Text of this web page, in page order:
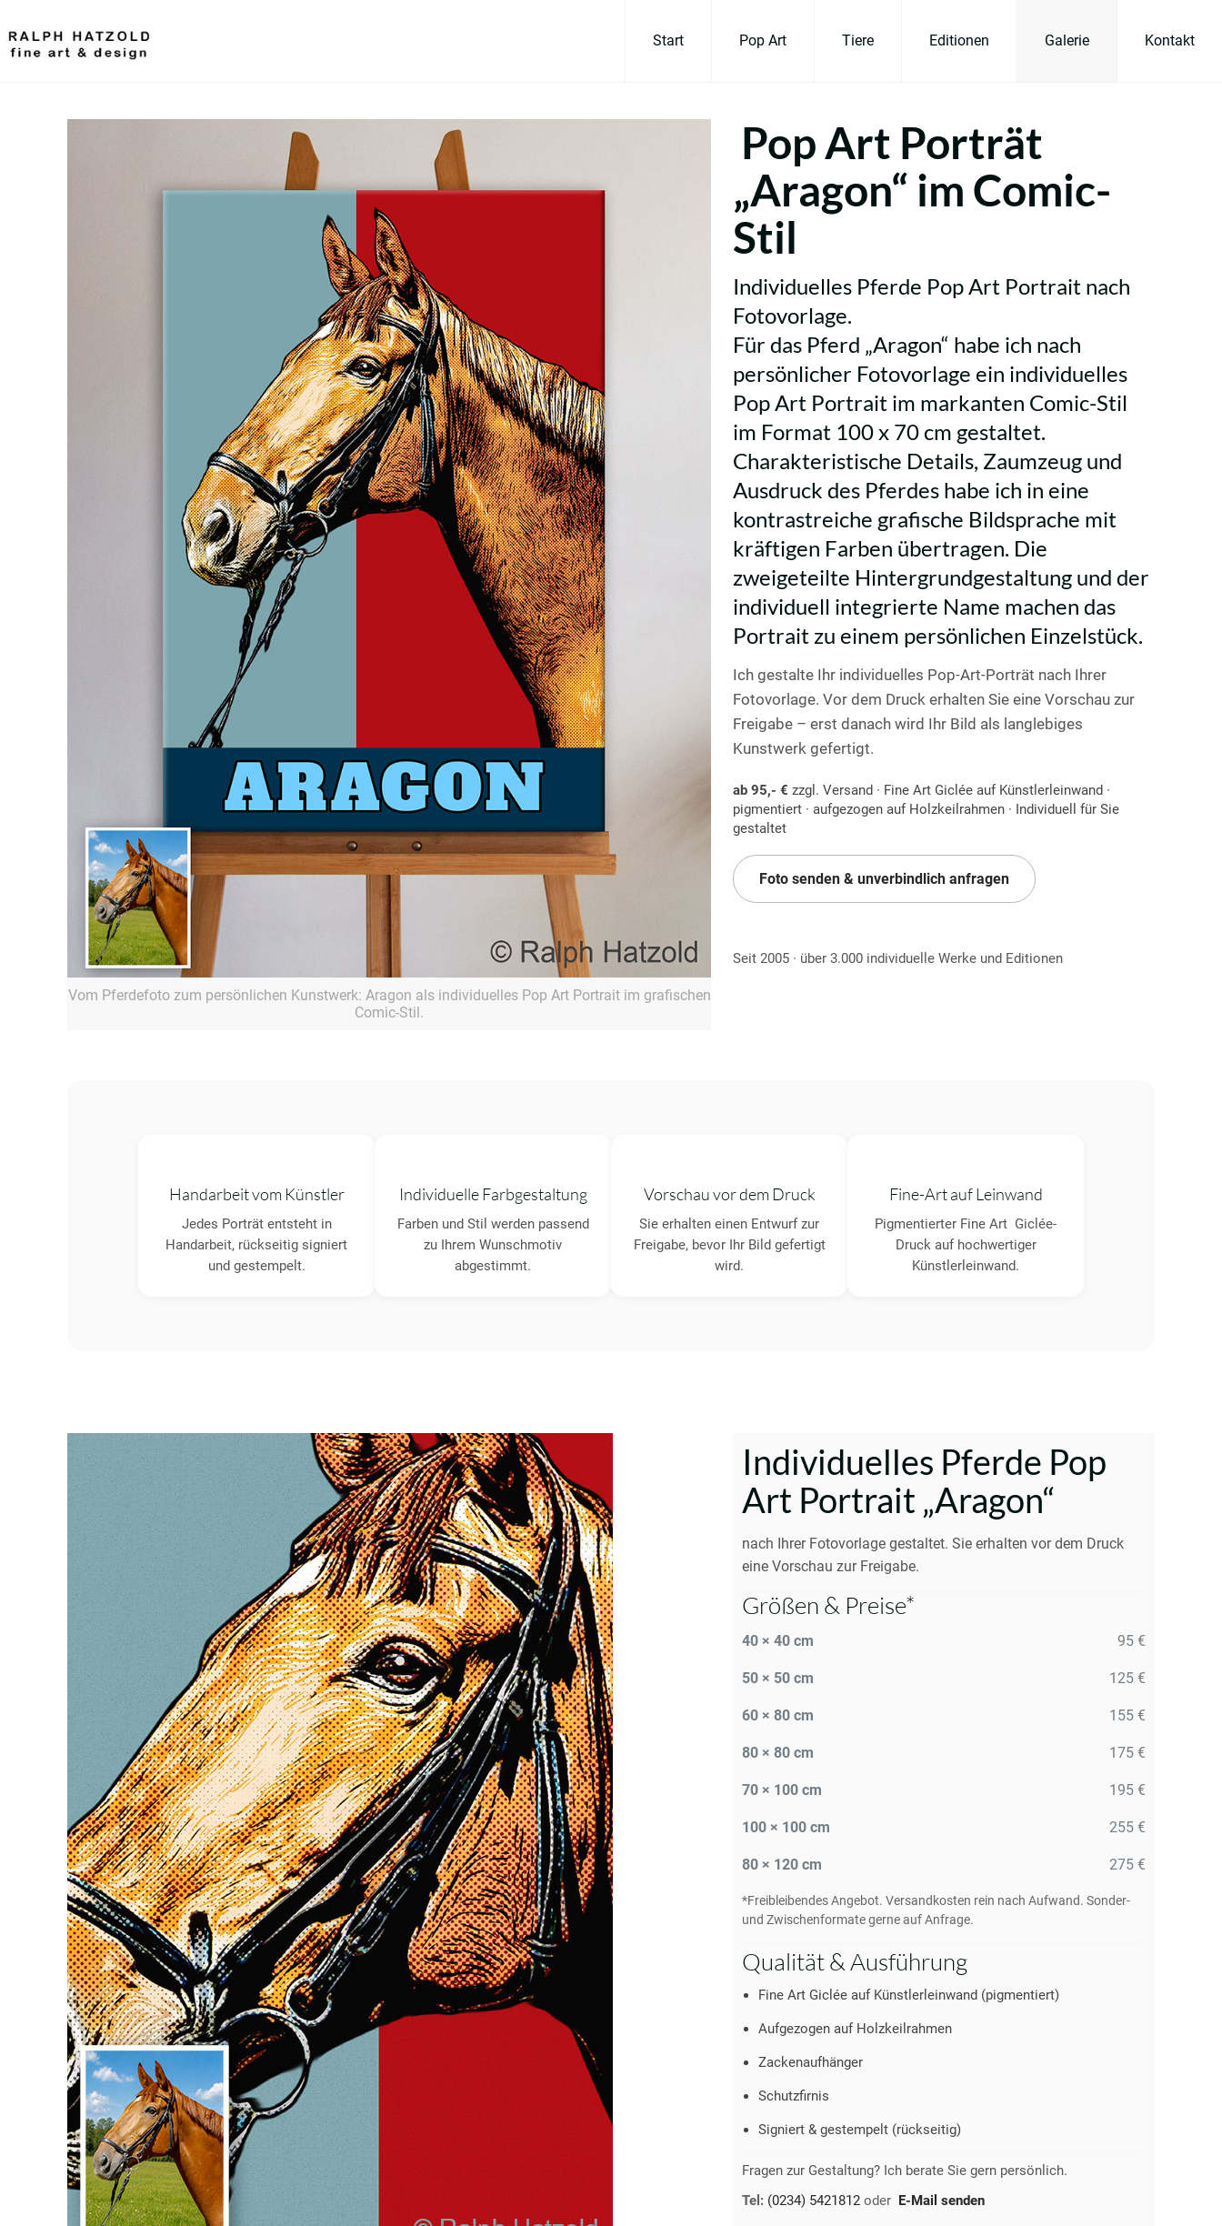
Start Pop Art Tiere Editionen Galerie Kontakt
Vom Pferdefoto zum persönlichen Kunstwerk: Aragon als individuelles Pop Art Portrait im grafischen
Comic-Stil.
Pop Art Porträt
„Aragon“ im Comic-
Stil
Individuelles Pferde Pop Art Portrait nach
Fotovorlage.
Für das Pferd „Aragon“ habe ich nach
persönlicher Fotovorlage ein individuelles
Pop Art Portrait im markanten Comic-Stil
im Format 100 x 70 cm gestaltet.
Charakteristische Details, Zaumzeug und
Ausdruck des Pferdes habe ich in eine
kontrastreiche grafische Bildsprache mit
kräftigen Farben übertragen. Die
zweigeteilte Hintergrundgestaltung und der
individuell integrierte Name machen das
Portrait zu einem persönlichen Einzelstück.
Ich gestalte Ihr individuelles Pop-Art-Porträt nach Ihrer
Fotovorlage. Vor dem Druck erhalten Sie eine Vorschau zur
Freigabe – erst danach wird Ihr Bild als langlebiges
Kunstwerk gefertigt.
ab 95,- € zzgl. Versand · Fine Art Giclée auf Künstlerleinwand ·
pigmentiert · aufgezogen auf Holzkeilrahmen · Individuell für Sie
gestaltet
Foto senden & unverbindlich anfragen
Seit 2005 · über 3.000 individuelle Werke und Editionen
Handarbeit vom Künstler
Jedes Porträt entsteht in
Handarbeit, rückseitig signiert
und gestempelt.
Individuelle Farbgestaltung
Farben und Stil werden passend
zu Ihrem Wunschmotiv
abgestimmt.
Vorschau vor dem Druck
Sie erhalten einen Entwurf zur
Freigabe, bevor Ihr Bild gefertigt
wird.
Fine-Art auf Leinwand
Pigmentierter Fine Art Giclée-
Druck auf hochwertiger
Künstlerleinwand.
Individuelles Pferde Pop
Art Portrait „Aragon“
nach Ihrer Fotovorlage gestaltet. Sie erhalten vor dem Druck
eine Vorschau zur Freigabe.
Größen & Preise*
40 × 40 cm 95 €
50 × 50 cm 125 €
60 × 80 cm 155 €
80 × 80 cm 175 €
70 × 100 cm 195 €
100 × 100 cm 255 €
80 × 120 cm 275 €
*Freibleibendes Angebot. Versandkosten rein nach Aufwand. Sonder-
und Zwischenformate gerne auf Anfrage.
Qualität & Ausführung
Fine Art Giclée auf Künstlerleinwand (pigmentiert)
Aufgezogen auf Holzkeilrahmen
Zackenaufhänger
Schutzfirnis
Signiert & gestempelt (rückseitig)
Fragen zur Gestaltung? Ich berate Sie gern persönlich.
Tel: (0234) 5421812 oder E-Mail senden